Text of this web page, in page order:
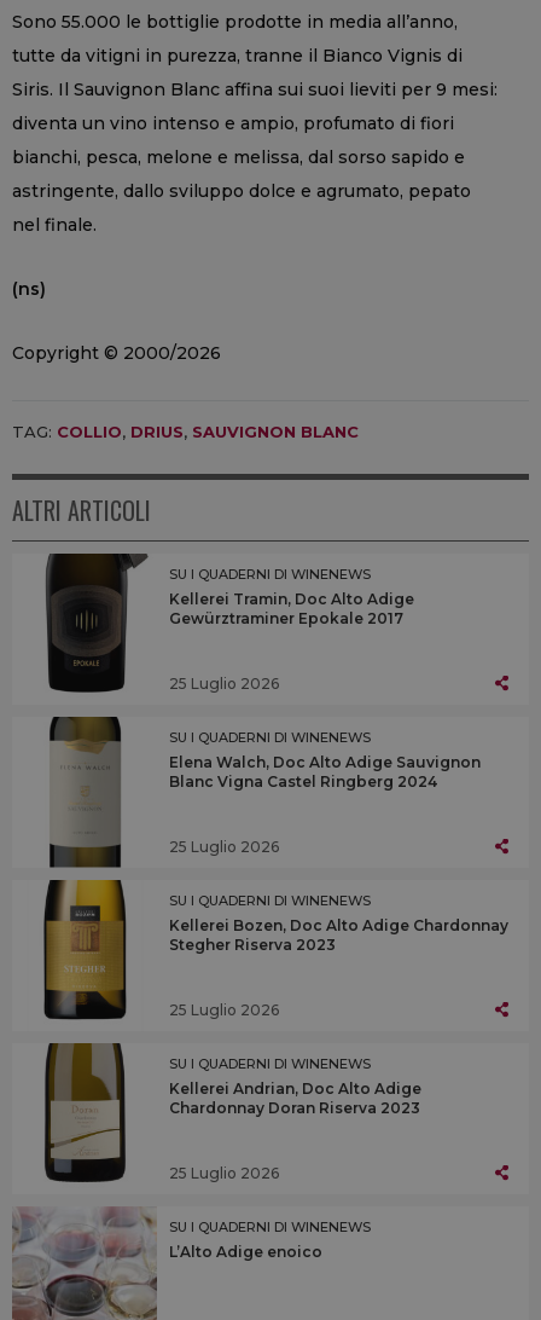
Sono 55.000 le bottiglie prodotte in media all’anno,
tutte da vitigni in purezza, tranne il Bianco Vignis di
Siris. Il Sauvignon Blanc affina sui suoi lieviti per 9 mesi:
diventa un vino intenso e ampio, profumato di fiori
bianchi, pesca, melone e melissa, dal sorso sapido e
astringente, dallo sviluppo dolce e agrumato, pepato
nel finale.
(ns)
Copyright © 2000/2026
TAG: COLLIO, DRIUS, SAUVIGNON BLANC
ALTRI ARTICOLI
SU I QUADERNI DI WINENEWS
Kellerei Tramin, Doc Alto Adige
Gewürztraminer Epokale 2017
25 Luglio 2026
SU I QUADERNI DI WINENEWS
Elena Walch, Doc Alto Adige Sauvignon
Blanc Vigna Castel Ringberg 2024
25 Luglio 2026
SU I QUADERNI DI WINENEWS
Kellerei Bozen, Doc Alto Adige Chardonnay
Stegher Riserva 2023
25 Luglio 2026
SU I QUADERNI DI WINENEWS
Kellerei Andrian, Doc Alto Adige
Chardonnay Doran Riserva 2023
25 Luglio 2026
SU I QUADERNI DI WINENEWS
L’Alto Adige enoico